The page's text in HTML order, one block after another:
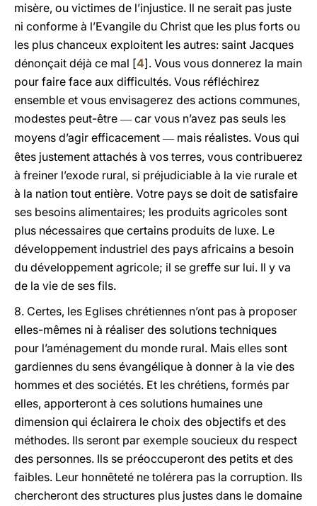
misère, ou victimes de l’injustice. Il ne serait pas juste
ni conforme à l’Evangile du Christ que les plus forts ou
les plus chanceux exploitent les autres: saint Jacques
dénonçait déjà ce mal [4]. Vous vous donnerez la main
pour faire face aux difficultés. Vous réfléchirez
ensemble et vous envisagerez des actions communes,
modestes peut-être ― car vous n’avez pas seuls les
moyens d’agir efficacement ― mais réalistes. Vous qui
êtes justement attachés à vos terres, vous contribuerez
à freiner l’exode rural, si préjudiciable à la vie rurale et
à la nation tout entière. Votre pays se doit de satisfaire
ses besoins alimentaires; les produits agricoles sont
plus nécessaires que certains produits de luxe. Le
développement industriel des pays africains a besoin
du développement agricole; il se greffe sur lui. Il y va
de la vie de ses fils.
8. Certes, les Eglises chrétiennes n’ont pas à proposer
elles-mêmes ni à réaliser des solutions techniques
pour l’aménagement du monde rural. Mais elles sont
gardiennes du sens évangélique à donner à la vie des
hommes et des sociétés. Et les chrétiens, formés par
elles, apporteront à ces solutions humaines une
dimension qui éclairera le choix des objectifs et des
méthodes. Ils seront par exemple soucieux du respect
des personnes. Ils se préoccuperont des petits et des
faibles. Leur honnêteté ne tolérera pas la corruption. Ils
chercheront des structures plus justes dans le domaine